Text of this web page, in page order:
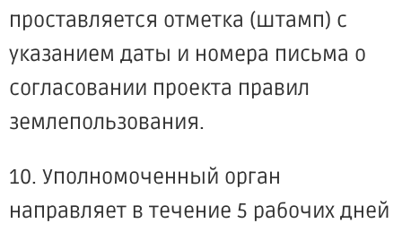
проставляется отметка (штамп) с
указанием даты и номера письма о
согласовании проекта правил
землепользования.
10. Уполномоченный орган
направляет в течение 5 рабочих дней